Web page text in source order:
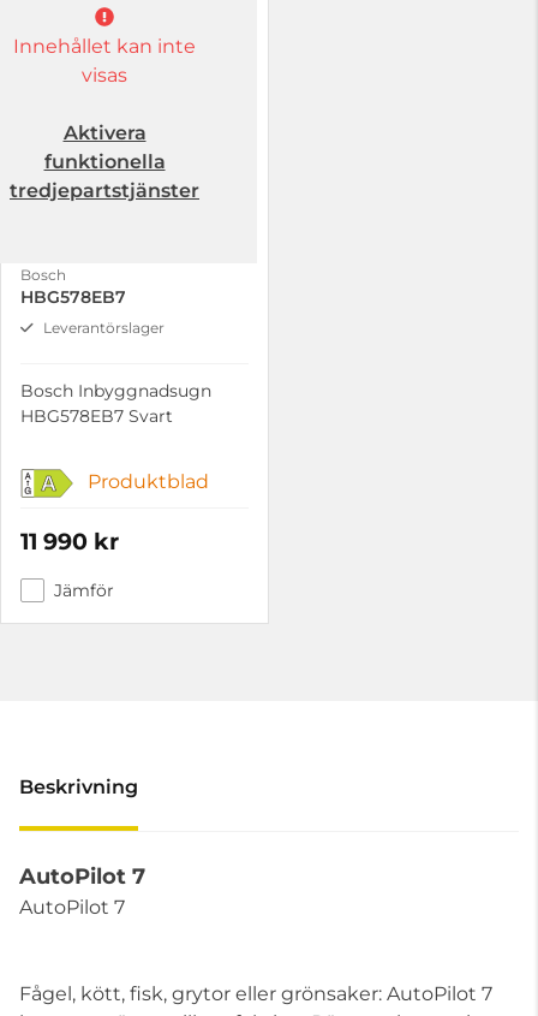
Innehållet kan inte
visas
Aktivera
funktionella
tredjepartstjänster
Bosch
HBG578EB7
Leverantörslager
Bosch Inbyggnadsugn
HBG578EB7 Svart
A Produktblad
11 990 kr
Jämför
Beskrivning
AutoPilot 7
AutoPilot 7
Fågel, kött, fisk, grytor eller grönsaker: AutoPilot 7